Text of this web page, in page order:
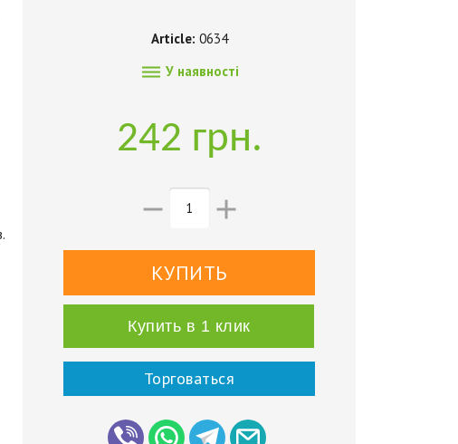
Article: 0634
 У наявності
242 грн.
 
Купить в 1 клик
Торговаться